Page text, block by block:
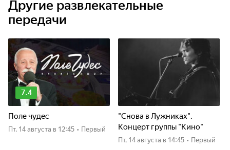
Другие развлекательные
передачи
7.4
Поле чудес
пт, 14 августа в 12:45 • Первый
"Снова в Лужниках".
Концерт группы "Кино"
пт, 14 августа в 14:45 • Первый